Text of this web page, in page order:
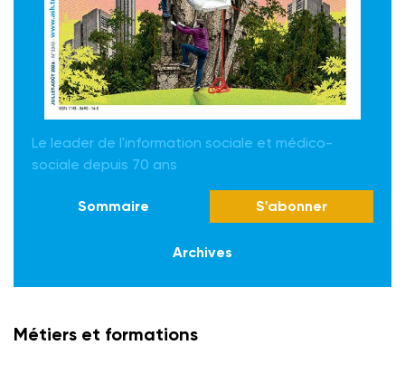
Le leader de l'information sociale et médico-
sociale depuis 70 ans
Sommaire S'abonner
Archives
Métiers et formations